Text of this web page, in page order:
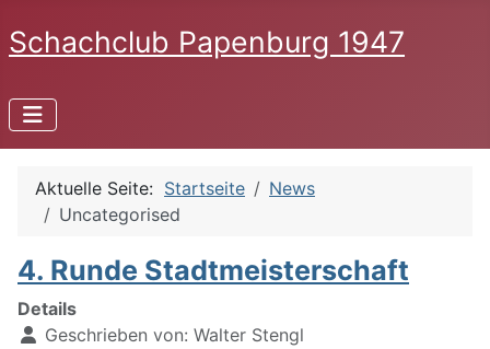
Schachclub Papenburg 1947
Aktuelle Seite: Startseite
News
Uncategorised
4. Runde Stadtmeisterschaft
Details
Geschrieben von: Walter Stengl